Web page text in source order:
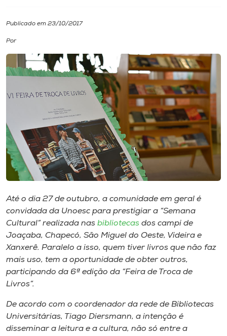
Diplomados
Cultura
Biblioteca
Editora
Rádio
Museu
Unoesc
Store
o idioma
Publicado em 23/10/2017
Por
Até o dia 27 de outubro, a comunidade em geral é
convidada da Unoesc para prestigiar a “Semana
Cultural” realizada nas bibliotecas dos campi de
Joaçaba, Chapecó, São Miguel do Oeste, Videira e
Xanxerê. Paralelo a isso, quem tiver livros que não faz
mais uso, tem a oportunidade de obter outros,
participando da 6ª edição da “Feira de Troca de
Livros”.
De acordo com o coordenador da rede de Bibliotecas
Universitárias, Tiago Diersmann, a intenção é
disseminar a leitura e a cultura, não só entre a